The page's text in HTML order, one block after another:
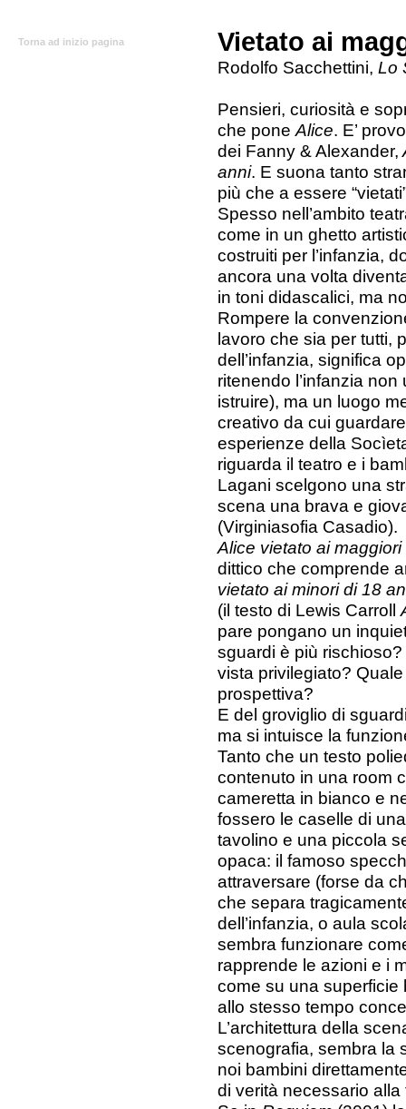
Torna ad inizio pagina Vietato ai
Rodolfo Sacchettini, Lo
Pensieri, curiosità e
che pone Alice. E’
dei Fanny & Alexander,
anni. E suona tanto
più che a essere
Spesso nell’ambito
come in un ghetto
costruiti per l’infanzia,
ancora una volta
in toni didascalici, ma
Rompere la
lavoro che sia per tutti,
dell’infanzia, significa
ritenendo l’infanzia
istruire), ma un luogo
creativo da cui
esperienze della
riguarda il teatro e i
Lagani scelgono una
scena una brava e
(Virginiasofia Casadio).
Alice vietato ai
dittico che comprende
vietato ai minori di 18
(il testo di Lewis Carroll
pare pongano un
sguardi è più
vista privilegiato?
prospettiva?
E del groviglio di
ma si intuisce la
Tanto che un testo
contenuto in una room
cameretta in bianco e
fossero le caselle di
tavolino e una piccola
opaca: il famoso
attraversare (forse da
che separa
dell’infanzia, o aula
sembra funzionare
rapprende le azioni e i
come su una
allo stesso tempo
L’architettura della
scenografia, sembra la
noi bambini
di verità necessario alla